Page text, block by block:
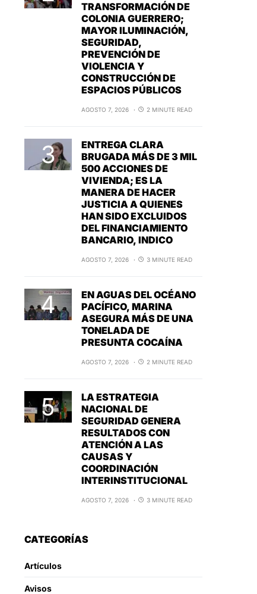
TRANSFORMACIÓN DE
COLONIA GUERRERO;
MAYOR ILUMINACIÓN,
SEGURIDAD,
PREVENCIÓN DE
VIOLENCIA Y
CONSTRUCCIÓN DE
ESPACIOS PÚBLICOS
AGOSTO 7, 2026 2 MINUTE READ
ENTREGA CLARA
BRUGADA MÁS DE 3 MIL
500 ACCIONES DE
VIVIENDA; ES LA
MANERA DE HACER
JUSTICIA A QUIENES
HAN SIDO EXCLUIDOS
DEL FINANCIAMIENTO
BANCARIO, INDICO
AGOSTO 7, 2026 3 MINUTE READ
EN AGUAS DEL OCÉANO
PACÍFICO, MARINA
ASEGURA MÁS DE UNA
TONELADA DE
PRESUNTA COCAÍNA
AGOSTO 7, 2026 2 MINUTE READ
LA ESTRATEGIA
NACIONAL DE
SEGURIDAD GENERA
RESULTADOS CON
ATENCIÓN A LAS
CAUSAS Y
COORDINACIÓN
INTERINSTITUCIONAL
AGOSTO 7, 2026 3 MINUTE READ
CATEGORÍAS
Artículos
Avisos